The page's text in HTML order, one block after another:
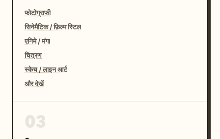
फोटोग्राफी
सिनेमैटिक / फ़िल्म स्टिल
एनिमे / मंगा
चित्रण
स्केच / लाइन आर्ट
और देखें